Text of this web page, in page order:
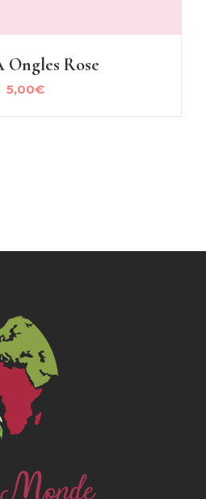
Ongles Rose
5,00€